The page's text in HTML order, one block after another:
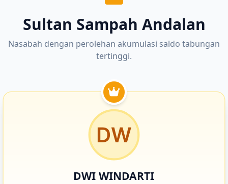
Sultan Sampah Andalan
Nasabah dengan perolehan akumulasi saldo tabungan
tertinggi.
DWI WINDARTI